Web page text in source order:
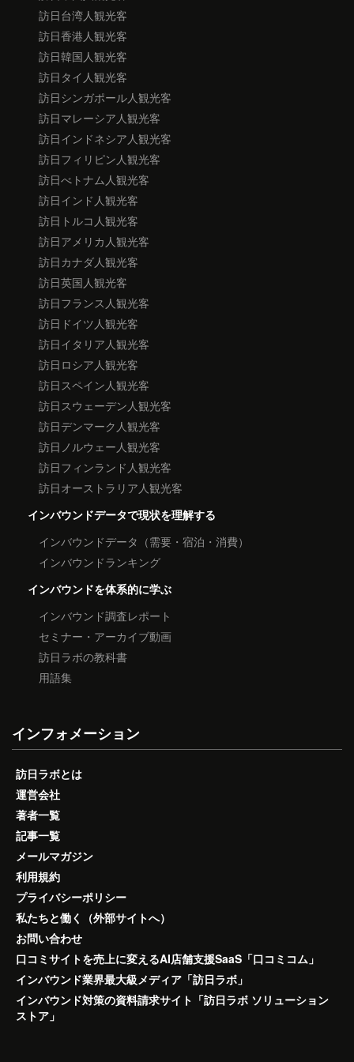
訪日台湾人観光客
訪日香港人観光客
訪日韓国人観光客
訪日タイ人観光客
訪日シンガポール人観光客
訪日マレーシア人観光客
訪日インドネシア人観光客
訪日フィリピン人観光客
訪日べトナム人観光客
訪日インド人観光客
訪日トルコ人観光客
訪日アメリカ人観光客
訪日カナダ人観光客
訪日英国人観光客
訪日フランス人観光客
訪日ドイツ人観光客
訪日イタリア人観光客
訪日ロシア人観光客
訪日スペイン人観光客
訪日スウェーデン人観光客
訪日デンマーク人観光客
訪日ノルウェー人観光客
訪日フィンランド人観光客
訪日オーストラリア人観光客
インバウンドデータで現状を理解する
インバウンドデータ（需要・宿泊・消費）
インバウンドランキング
インバウンドを体系的に学ぶ
インバウンド調査レポート
セミナー・アーカイブ動画
訪日ラボの教科書
用語集
インフォメーション
訪日ラボとは
運営会社
著者一覧
記事一覧
メールマガジン
利用規約
プライバシーポリシー
私たちと働く（外部サイトへ）
お問い合わせ
口コミサイトを売上に変えるAI店舗支援SaaS「口コミコム」
インバウンド業界最大級メディア「訪日ラボ」
インバウンド対策の資料請求サイト「訪日ラボ ソリューション
ストア」